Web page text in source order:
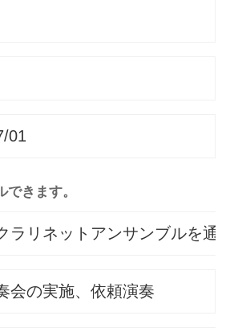
01
きます。
ラリネットアンサンブルを通
会の実施、依頼演奏